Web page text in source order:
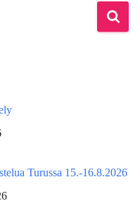
Turussa 15.-16.8.2026